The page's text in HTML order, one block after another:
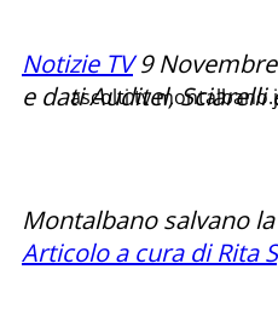
ascolti tv
Notizie TV 9
e dati Auditel,
Montalbano salvano
Articolo a cura di Rita